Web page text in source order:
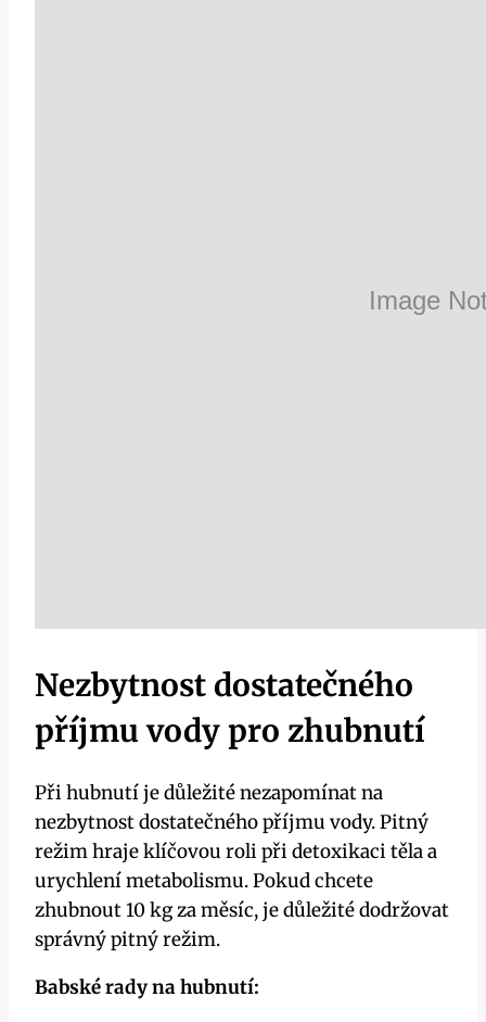
Nezbytnost ‍dostatečného
příjmu ‌vody pro zhubnutí
Při‍ hubnutí ⁣je důležité nezapomínat‌ na
nezbytnost dostatečného příjmu vody. Pitný‌
režim hraje klíčovou ⁣roli při detoxikaci těla a‌
urychlení ​metabolismu.⁤ Pokud chcete
zhubnout‍ 10 kg za měsíc, je důležité⁣ dodržovat
správný pitný⁣ režim.
Babské ⁢rady na⁢ hubnutí: